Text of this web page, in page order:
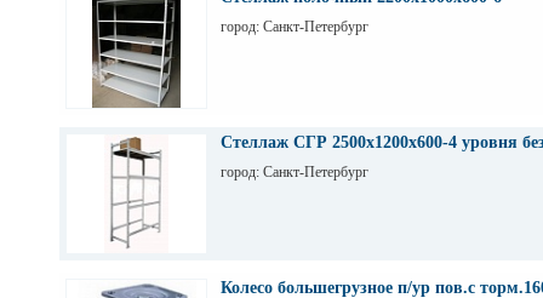
город: Санкт-Петербург
Стеллаж СГР 2500х1200х600-4 уровня
город: Санкт-Петербург
Колесо большегрузное п/ур пов.с